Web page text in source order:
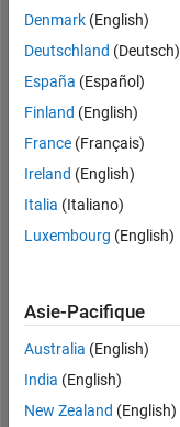
0
Following:
(umsu)
unggul
cerdas
Denmark (English)
Deutschland (Deutsch)
España (Español)
Finland (English)
France (Français)
Ireland (English)
Italia (Italiano)
Luxembourg (English)
Asie-Pacifique
Australia (English)
India (English)
New Zealand (English)